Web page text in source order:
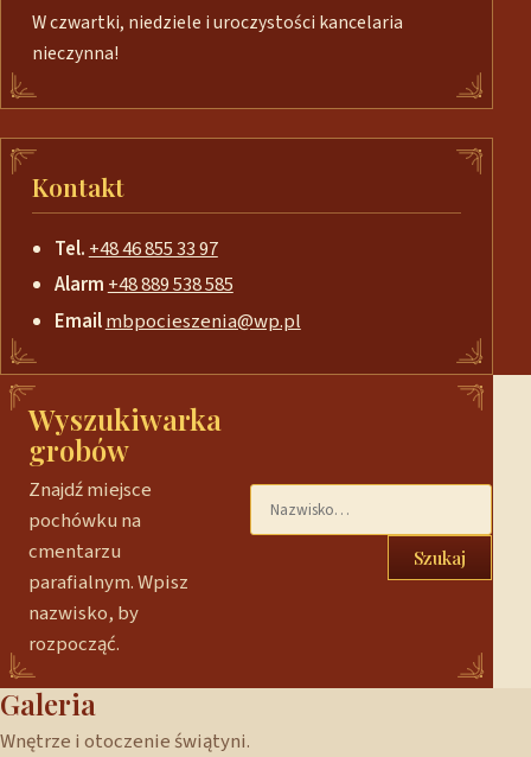
W czwartki, niedziele i uroczystości kancelaria
nieczynna!
Kontakt
Tel. +48 46 855 33 97
Alarm+48 889 538 585
Emailmbpocieszenia@wp.pl
Wyszukiwarka
grobów
Znajdź miejsce
pochówku na
cmentarzu
parafialnym. Wpisz
nazwisko, by
rozpocząć.
Szukaj
Galeria
Wnętrze i otoczenie świątyni.